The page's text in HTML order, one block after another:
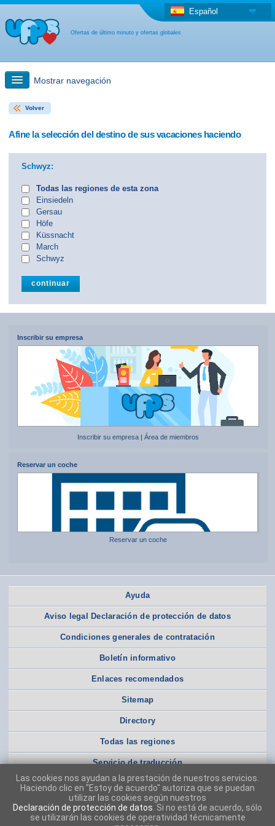
Ofertas de último minuto y ofertas globales
Español
Mostrar navegación
búsqueda rápida
otro país
Volver
Afine la selección del destino de sus vacaciones haciendo
Schwyz:
Todas las regiones de esta zona
Einsiedeln
Gersau
Höfe
Küssnacht
March
Schwyz
Inscribir su empresa
Inscribir su empresa| Área de miembros
Reservar un coche
Reservar un coche
Ayuda
Aviso legal Declaración de protección de datos
Condiciones generales de contratación
Boletín informativo
Enlaces recomendados
Sitemap
Directory
Todas las regiones
Servicio de traducción
Las cookies nos ayudan a la prestación de nuestros servicios.
Haciendo clic en "Estoy de acuerdo" autoriza que se puedan
utilizar las cookies según nuestros
Declaración de protección de datos . Si no está de acuerdo, sólo
se utilizarán las cookies de operatividad técnicamente